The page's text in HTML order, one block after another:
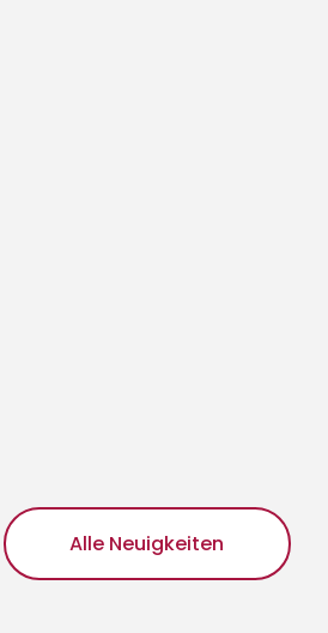
Alle Neuigkeiten